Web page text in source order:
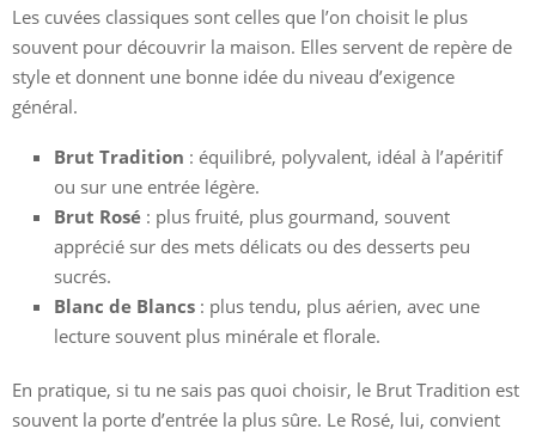
Les cuvées classiques sont celles que l’on choisit le plus
souvent pour découvrir la maison. Elles servent de repère de
style et donnent une bonne idée du niveau d’exigence
général.
Brut Tradition : équilibré, polyvalent, idéal à l’apéritif
ou sur une entrée légère.
Brut Rosé : plus fruité, plus gourmand, souvent
apprécié sur des mets délicats ou des desserts peu
sucrés.
Blanc de Blancs : plus tendu, plus aérien, avec une
lecture souvent plus minérale et florale.
En pratique, si tu ne sais pas quoi choisir, le Brut Tradition est
souvent la porte d’entrée la plus sûre. Le Rosé, lui, convient